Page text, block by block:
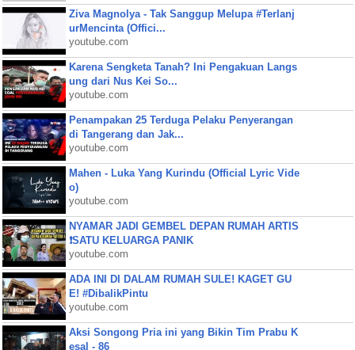
Ziva Magnolya - Tak Sanggup Melupa #Terlanj
urMencinta (Offici...
youtube.com
Karena Sengketa Tanah? Ini Pengakuan Langs
ung dari Nus Kei So...
youtube.com
Penampakan 25 Terduga Pelaku Penyerangan
di Tangerang dan Jak...
youtube.com
Mahen - Luka Yang Kurindu (Official Lyric Vide
o)
youtube.com
NYAMAR JADI GEMBEL DEPAN RUMAH ARTIS
❗SATU KELUARGA PANIK
youtube.com
ADA INI DI DALAM RUMAH SULE! KAGET GU
E! #DibalikPintu
youtube.com
Aksi Songong Pria ini yang Bikin Tim Prabu K
esal - 86